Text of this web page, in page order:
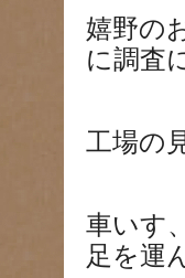
嬉野の
に調査
工場の
車いす
足を運